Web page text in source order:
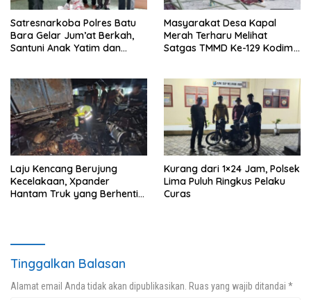
Satresnarkoba Polres Batu
Bara Gelar Jum’at Berkah,
Santuni Anak Yatim dan
Masyarakat Desa Kapal
Merah Terharu Melihat
Satgas TMMD Ke-129 Kodim
Mushollah Al Maghribi
Laju Kencang Berujung
Kecelakaan, Xpander
Hantam Truk yang Berhenti
Kurang dari 1×24 Jam, Polsek
Lima Puluh Ringkus Pelaku
Curas
Tinggalkan Balasan
Alamat email Anda tidak akan dipublikasikan. Ruas yang wajib ditandai *